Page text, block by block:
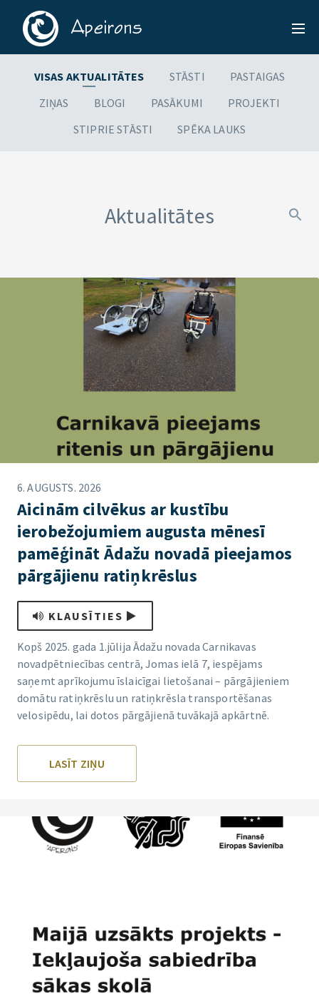
VISAS AKTUALITĀTES STĀSTI
PASTAIGAS
ZIŅAS
BLOGI PASĀKUMI
PROJEKTI
STIPRIE STĀSTI
SPĒKA LAUKS
Aktualitātes
6. AUGUSTS. 2026
Aicinām cilvēkus ar kustību
ierobežojumiem augusta mēnesī
pamēģināt Ādažu novadā pieejamos
pārgājienu ratiņkrēslus
KLAUSĪTIES
Kopš 2025. gada 1.jūlija Ādažu novada Carnikavas
novadpētniecības centrā, Jomas ielā 7, iespējams
saņemt aprīkojumu īslaicīgai lietošanai – pārgājieniem
domātu ratiņkrēslu un ratiņkrēsla transportēšanas
velosipēdu, lai dotos pārgājienā tuvākajā apkārtnē.
LASĪT ZIŅU